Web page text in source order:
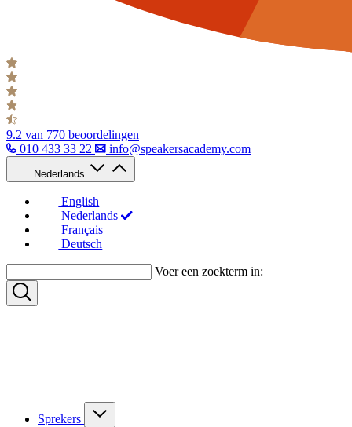
9.2 van 770 beoordelingen
010 433 33 22
info@speakersacademy.com
Nederlands
English
Nederlands
Français
Deutsch
Voer een zoekterm in:
Sprekers